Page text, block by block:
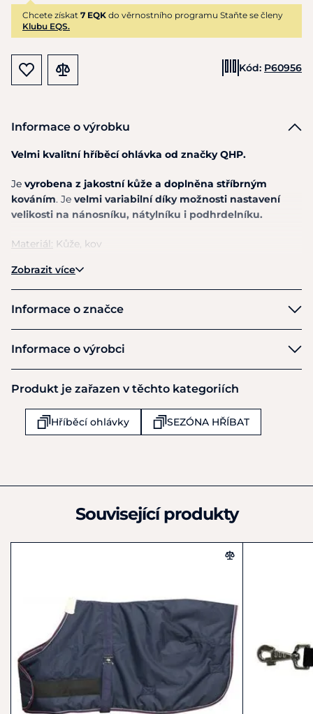
Chcete získat 7 EQK do věrnostního programu Staňte se členy
Klubu EQS.
Kód: P60956
Informace o výrobku
Velmi kvalitní hříběcí ohlávka od značky QHP.
Je vyrobena z jakostní kůže a doplněna stříbrným
kováním. Je velmi variabilní díky možnosti nastavení
velikosti na nánosníku, nátylníku i podhrdelníku.
Materiál: Kůže, kov
Pokyny k péči:Kůži očistěte čističem a poté balzámem na
kůži. Přednostně nepoužívejte olej na kůži, protože to může
způsobit uvolnění stehu
Zobrazit více
Informace o značce
Q-essentials
Informace o výrobci
Brands of Q
Richterlaan 7
Drachten
info@brandsofq.com
Produkt je zařazen v těchto kategoriích
Hříběcí ohlávky SEZÓNA HŘÍBAT
Související produkty